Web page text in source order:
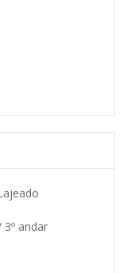
andar